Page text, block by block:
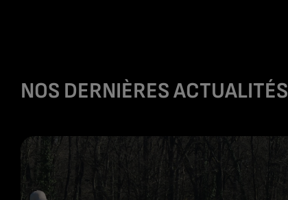
NOS DERNIÈRES ACTUALITÉS